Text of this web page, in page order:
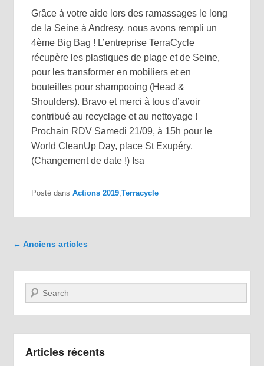
Grâce à votre aide lors des ramassages le long
de la Seine à Andresy, nous avons rempli un
4ème Big Bag ! L’entreprise TerraCycle
récupère les plastiques de plage et de Seine,
pour les transformer en mobiliers et en
bouteilles pour shampooing (Head &
Shoulders). Bravo et merci à tous d’avoir
contribué au recyclage et au nettoyage !
Prochain RDV Samedi 21/09, à 15h pour le
World CleanUp Day, place St Exupéry.
(Changement de date !) Isa
Posté dans Actions 2019,Terracycle
Navigation dans les articles
← Anciens articles
Recherche
Articles récents